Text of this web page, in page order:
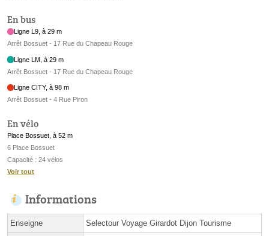
En bus
Ligne L9, à 29 m
Arrêt Bossuet - 17 Rue du Chapeau Rouge
Ligne LM, à 29 m
Arrêt Bossuet - 17 Rue du Chapeau Rouge
Ligne CITY, à 98 m
Arrêt Bossuet - 4 Rue Piron
En vélo
Place Bossuet, à 52 m
6 Place Bossuet
Capacité : 24 vélos
Voir tout
Informations
Enseigne Selectour Voyage Girardot Dijon Tourisme